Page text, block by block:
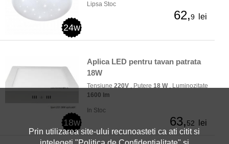
24w
Lipsa Stoc
62,9 lei
18w
Aplica LED pentru tavan patrata
18W
Tensiune 220V , Putere 18 W, Luminozitate
1600 lm
In Stoc
63,52 lei
Prin utilizarea site-ului recunoasteti ca ati citit si